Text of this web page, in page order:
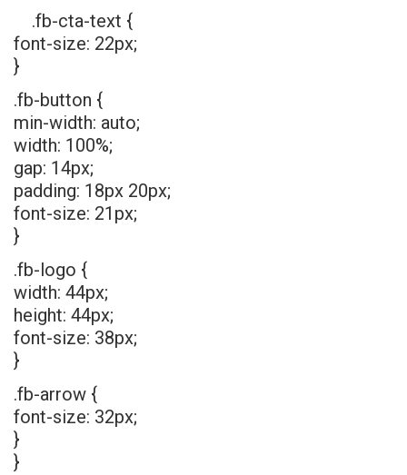
.fb-cta-text {
font-size: 22px;
}
.fb-button {
min-width: auto;
width: 100%;
gap: 14px;
padding: 18px 20px;
font-size: 21px;
}
.fb-logo {
width: 44px;
height: 44px;
font-size: 38px;
}
.fb-arrow {
font-size: 32px;
}
}